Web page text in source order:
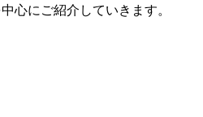
心にご紹介していきます。